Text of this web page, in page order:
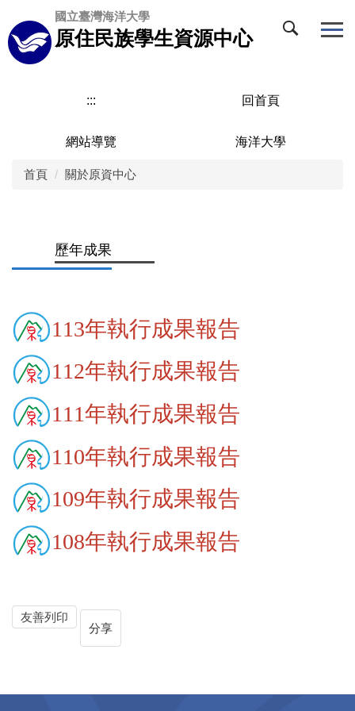
到
主
要
國立臺灣海洋大學
原住民族學生資源中心
::: 回首頁
網站導覽 海洋大學
首頁 關於原資中心
歷年成果
113年執行成果報告
112年執行成果報告
111年執行成果報告
110年執行成果報告
109年執行成果報告
108年執行成果報告
友善列印
分享